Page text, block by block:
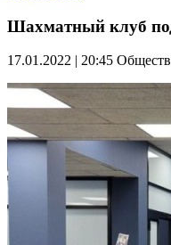
Шахматный клуб
17.01.2022 | 20:45